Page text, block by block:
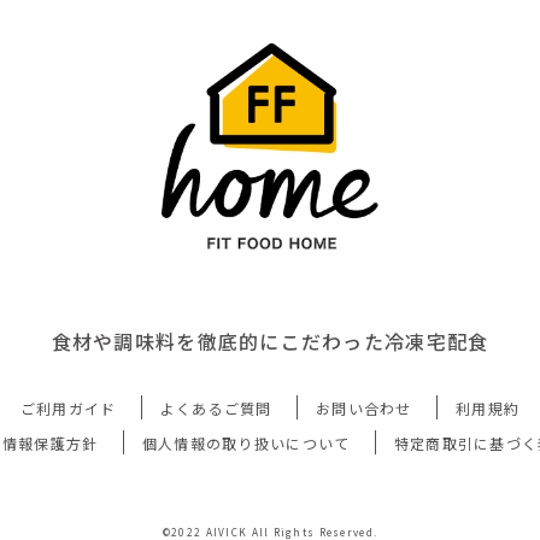
食材や調味料を徹底的にこだわった冷凍宅配食
ご利用ガイド よくあるご質問 お問い合わせ
利用規約
報保護方針
個人情報の取り扱いについて 特定商取引に基づ
©2022 AIVICK All Rights Reserved.